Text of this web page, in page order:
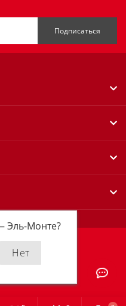
Эль-Монте?
Подписаться
© 2026